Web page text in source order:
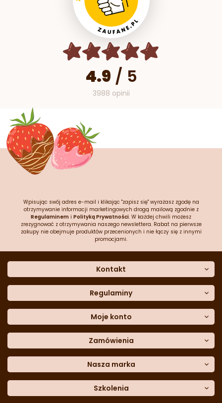
4.9 / 5
3988 opinii
Wpisując swój adres e-mail i klikając "zapisz się" wyrażasz zgodę na
otrzymywanie informacji marketingowych drogą mailową zgodnie z
Regulaminem i Polityką Prywatności. W każdej chwili możesz
zrezygnować z otrzymywania naszego newslettera. Rabat na pierwsze
zakupy nie obejmuje produktów przecenionych i nie łączy się z innymi
promocjami.
Kontakt
Dane kontaktowe
Często zadawane pytania
Sklep stacjonarny
Formularz kontaktowy
Blog
telefon:601 767 272
Regulaminy
Polityka prywatności
Polityka cookies
Polityka reklamacji
Polityka zwrotów
Dostępność cyfrowa
Moje konto
Moje dane
Historia zamówień
Lista ulubionych
Moje rabaty
Zamówienia
Metody płatności
Dane do przelewu
Formularzreklamacji
Formularzzwrotu
Nasza marka
Trio Gelato
CDN
Szkolenia